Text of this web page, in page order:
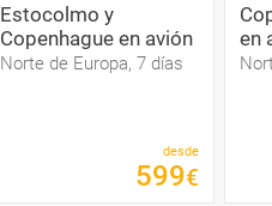
Estocolmo y
Copenhague en avión
Norte de Europa, 7 días
desde
599€
en